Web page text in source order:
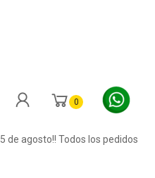
0
de agosto!! Todos los pedidos